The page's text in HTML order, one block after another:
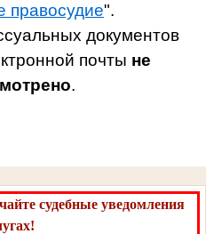
правосудие".
документов
почты не
.
судебные уведомления